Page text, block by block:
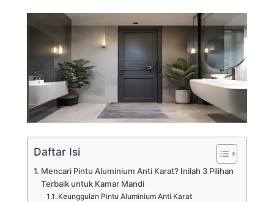
Daftar Isi
Mencari Pintu Aluminium Anti Karat? Inilah 3 Pilihan
Terbaik untuk Kamar Mandi
Keunggulan Pintu Aluminium Anti Karat